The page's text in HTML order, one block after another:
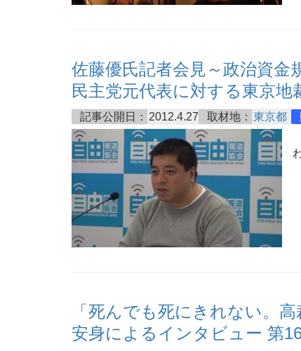
佐藤優氏記者会見～政治資金
民主党元代表に対する東京地
記事公開日： 2012.4.27 取材地： 東京都
「死んでも死にきれない。
安身によるインタビュー 第